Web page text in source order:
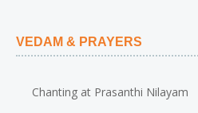
VEDAM & PRAYERS
Chanting at Prasanthi Nilayam